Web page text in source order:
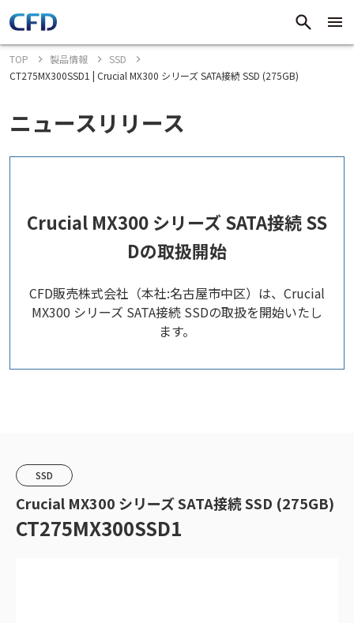
TOP 製品情報
SSD
CT275MX300SSD1 | Crucial MX300 シリーズ SATA接続 SSD (275GB)
ニュースリリース
Crucial MX300 シリーズ SATA接続 SS
Dの取扱開始
CFD販売株式会社（本社:名古屋市中区）は、Crucial
MX300 シリーズ SATA接続 SSDの取扱を開始いたし
ます。
SSD
Crucial MX300 シリーズ SATA接続 SSD (275GB)
CT275MX300SSD1